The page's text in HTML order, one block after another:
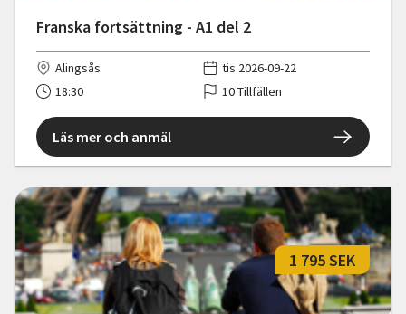
Franska fortsättning - A1 del 2
Alingsås
tis 2026-09-22
18:30
10 Tillfällen
Läs mer och anmäl
1 795 SEK